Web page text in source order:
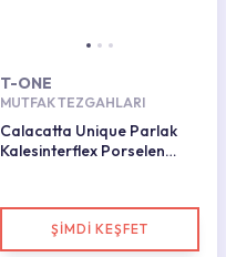
T-ONE
MUTFAK TEZGAHLARI
Calacatta Unique Parlak
Kalesinterflex Porselen
ŞİMDİ KEŞFET